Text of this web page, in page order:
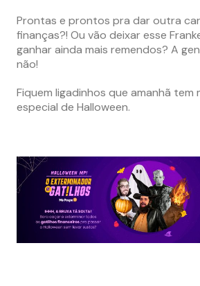
Prontas e prontos pra dar outra
finanças?! Ou vão deixar esse
ganhar ainda mais remendos? A
não!
Fiquem ligadinhos que amanhã tem
especial de Halloween.